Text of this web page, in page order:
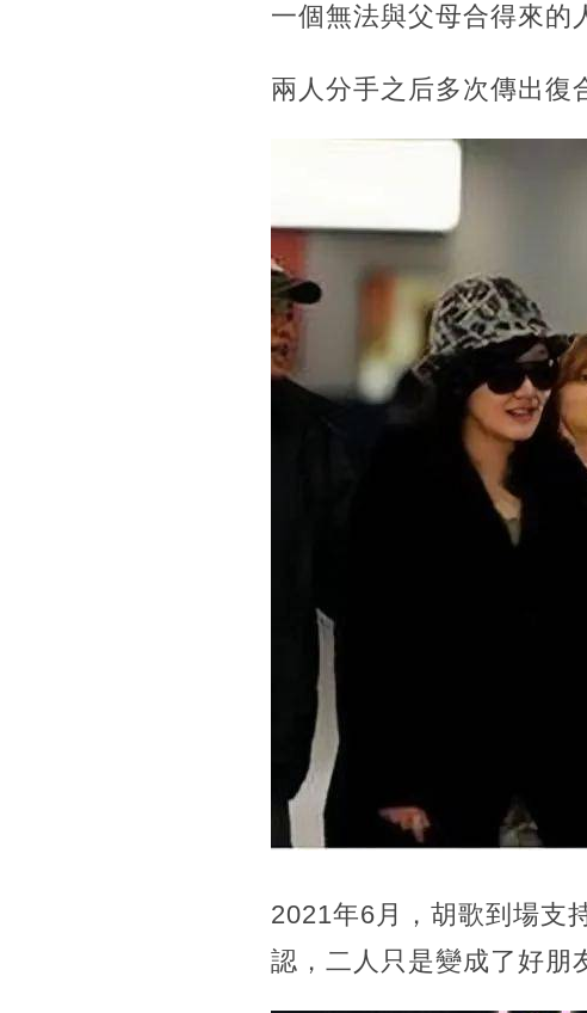
一個無法與父母合得來的
兩人分手之后多次傳出復
2021年6月，胡歌到場支
認，二人只是變成了好朋